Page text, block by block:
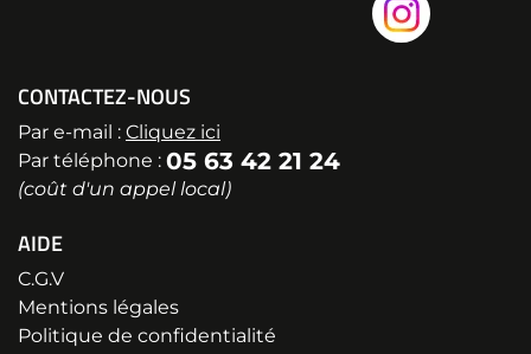
CONTACTEZ-NOUS
Par e-mail : Cliquez ici
Par téléphone : 05 63 42 21 24
(coût d'un appel local)
AIDE
C.G.V
Mentions légales
Politique de confidentialité